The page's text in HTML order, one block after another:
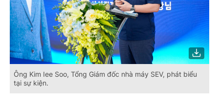
Ông Kim Iee Soo, Tổng Giám đốc nhà máy SEV, phát biểu
tại sự kiện.